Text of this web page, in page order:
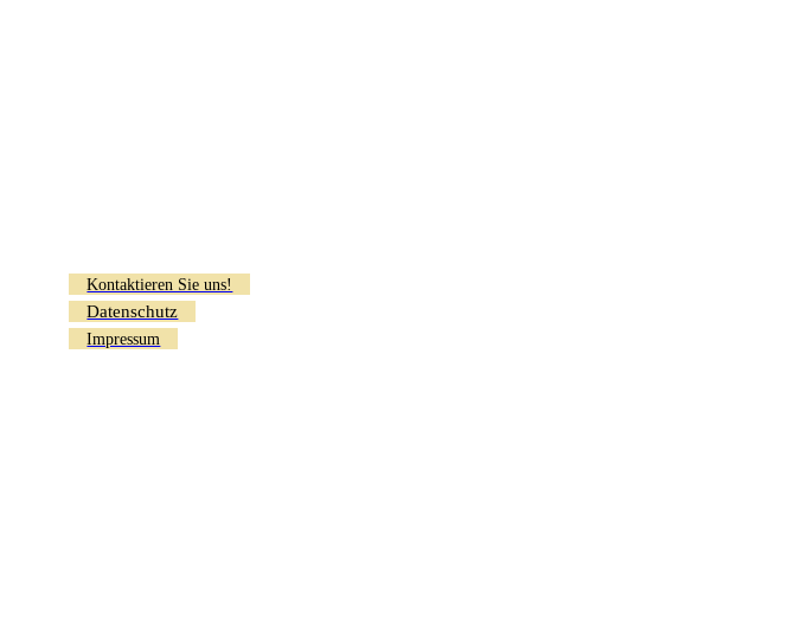
Kontaktieren Sie uns!
Datenschutz
Impressum